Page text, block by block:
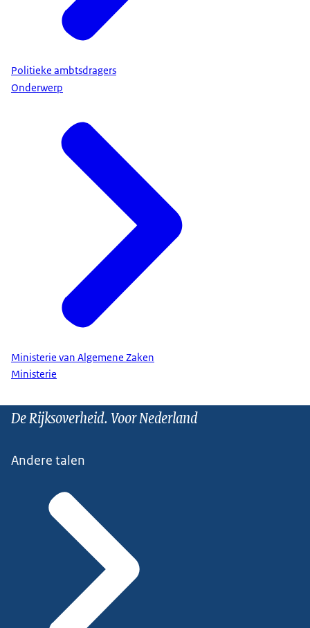
Politieke ambtsdragers
Onderwerp
Ministerie van Algemene Zaken
Ministerie
De Rijksoverheid. Voor Nederland
Andere talen